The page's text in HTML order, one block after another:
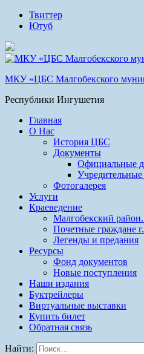
Твиттер
Ютуб
МКУ «ЦБС Малгобекского
Республики Ингушетия
Главная
О Нас
История ЦБС
Документы
Официальные
Фотогалерея
Услуги
Краеведение
Малгобекский
Почетные граждане
Легенды и предания
Ресурсы
Фонд документов
Новые поступления
Наши издания
Буктрейлеры
Виртуальные выставки
Купить билет
Обратная связь
Найти: